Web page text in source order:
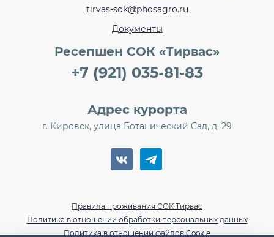
tirvas-sok@phosagro.ru
Документы
Ресепшен СОК «Тирвас»
+7 (921) 035-81-83
Адрес курорта
г. Кировск, улица Ботанический Сад, д. 29
Правила проживания СОК Тирвас
Политика в отношении обработки персональных данных
Политика в отношении файлов Cookie